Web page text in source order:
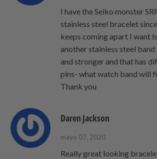
I have the Seiko monster
stainless steel bracelet
keeps coming apart I want
another stainless steel
and stronger and that has
pins- what watch band will
Thank you
Daren Jackson
mayo 07, 2020
Really great looking